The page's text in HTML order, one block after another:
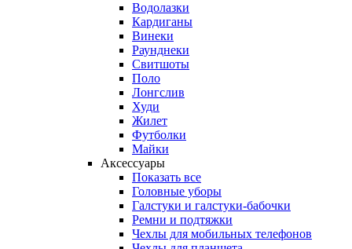
Водолазки
Кардиганы
Винеки
Раунднеки
Свитшоты
Поло
Лонгслив
Худи
Жилет
Футболки
Майки
Аксессуары
Показать все
Головные уборы
Галстуки и галстуки-бабочки
Ремни и подтяжки
Чехлы для мобильных телефонов